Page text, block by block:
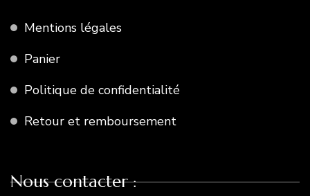
Mentions légales
Panier
Politique de confidentialité
Retour et remboursement
Nous contacter :